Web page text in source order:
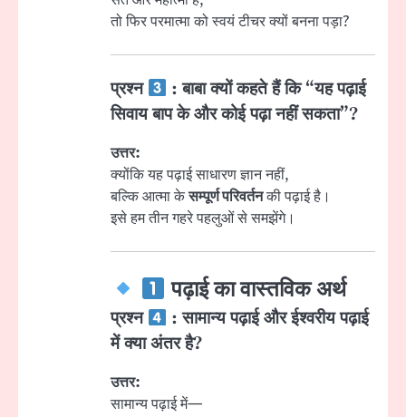
तो फिर परमात्मा को स्वयं टीचर क्यों बनना पड़ा?
प्रश्न
: बाबा क्यों कहते हैं कि “यह पढ़ाई
सिवाय बाप के और कोई पढ़ा नहीं सकता”?
उत्तर:
क्योंकि यह पढ़ाई साधारण ज्ञान नहीं,
बल्कि आत्मा केसम्पूर्ण परिवर्तनकी पढ़ाई है।
इसे हम तीन गहरे पहलुओं से समझेंगे।
पढ़ाई का वास्तविक अर्थ
प्रश्न
: सामान्य पढ़ाई और ईश्वरीय पढ़ाई
में क्या अंतर है?
उत्तर:
सामान्य पढ़ाई में—